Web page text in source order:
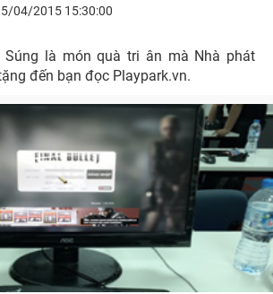
04/2015 15:30:00
Súng là món quà tri ân mà Nhà phát
đến bạn đọc Playpark.vn.